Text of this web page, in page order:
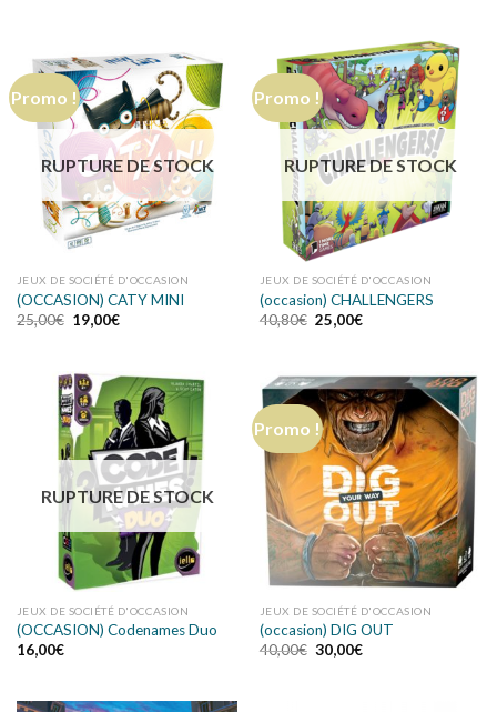
Promo !
RUPTURE DE STOCK
JEUX DE SOCIÉTÉ D'OCCASION
(OCCASION) CATY MINI
25,00€ 19,00€
Promo !
RUPTURE DE STOCK
JEUX DE SOCIÉTÉ D'OCCASION
(occasion) CHALLENGERS
40,80€ 25,00€
RUPTURE DE STOCK
JEUX DE SOCIÉTÉ D'OCCASION
(OCCASION) Codenames Duo
16,00€
Promo !
JEUX DE SOCIÉTÉ D'OCCASION
(occasion) DIG OUT
40,00€ 30,00€